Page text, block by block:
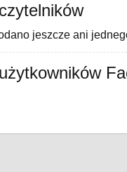
jeszcze ani